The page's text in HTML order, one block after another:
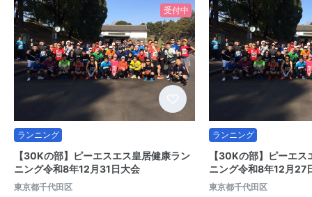
受付中
ランニング
【30Kの部】ピーエスエス皇居健康ラン
ニング令和8年12月31日大会
東京都千代田区
ランニング
【30Kの部】ピーエ
ニング令和8年12月27
東京都千代田区